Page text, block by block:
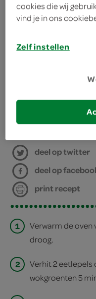
benodigdheden
ovenschaal
bereiden
deel op twitter
deel op
print recept
1
Verwarm de oven
droog.
2
Verhit 2 eetlepels
wokgroenten 5
cookies die wij
vind je in ons
Zelf instellen